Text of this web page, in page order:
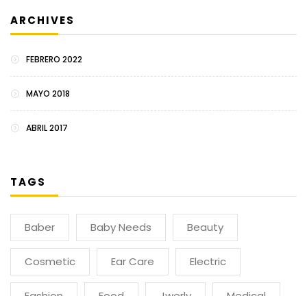
ARCHIVES
FEBRERO 2022
MAYO 2018
ABRIL 2017
TAGS
Baber Baby Needs Beauty
Cosmetic Ear Care Electric